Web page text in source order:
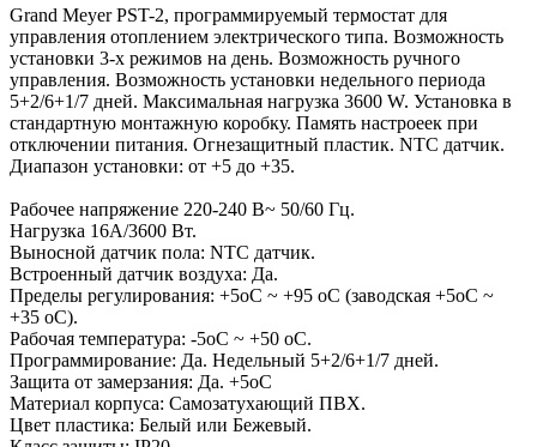
Grand Meyer PST-2, программируемый термостат для
управления отоплением электрического типа. Возможность
установки 3-х режимов на день. Возможность ручного
управления. Возможность установки недельного периода
5+2/6+1/7 дней. Максимальная нагрузка 3600 W. Установка в
стандартную монтажную коробку. Память настроеек при
отключении питания. Огнезащитный пластик. NTC датчик.
Диапазон установки: от +5 до +35.
Рабочее напряжение 220-240 В~ 50/60 Гц.
Нагрузка 16А/3600 Вт.
Выносной датчик пола: NTC датчик.
Встроенный датчик воздуха: Да.
Пределы регулирования: +5оС ~ +95 оС (заводская +5оС ~
+35 оС).
Рабочая температура: -5оС ~ +50 оС.
Программирование: Да. Недельный 5+2/6+1/7 дней.
Защита от замерзания: Да. +5оС
Материал корпуса: Самозатухающий ПВХ.
Цвет пластика: Белый или Бежевый.